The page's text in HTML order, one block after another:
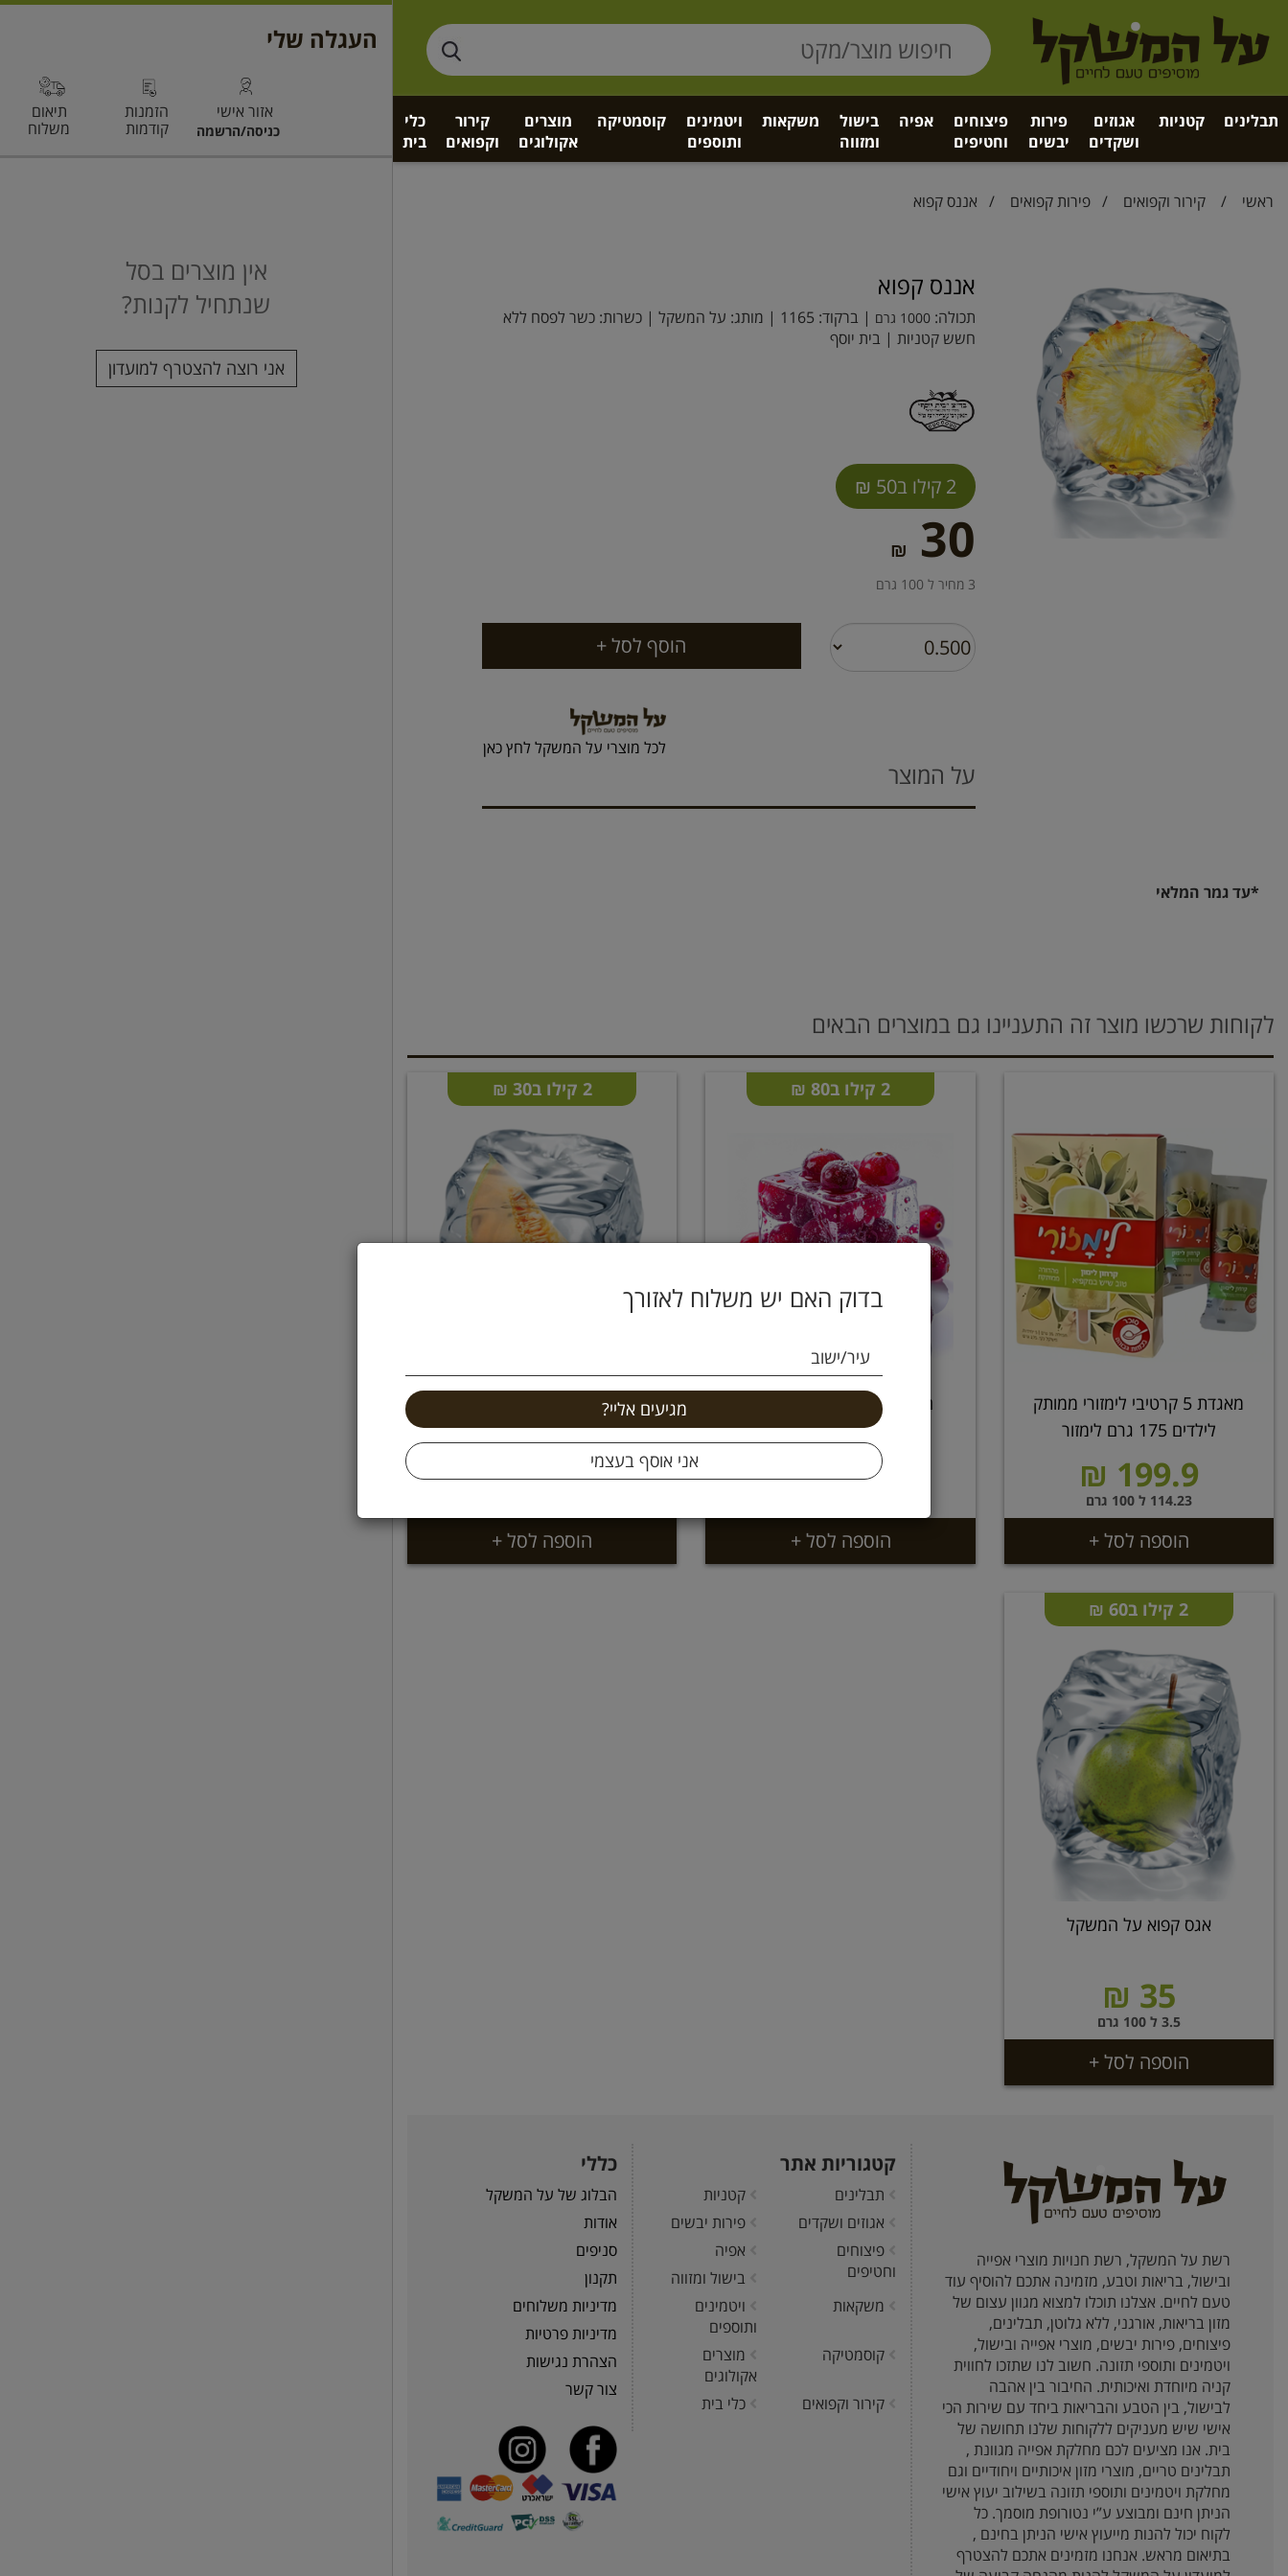
בדוק האם יש משלוח לאזורך
עיר/ישוב
תבלינים קטניות
אגוזים
ושקדים
פירות
יבשים
פיצוחים
וחטיפים
אפיה
בישול
ומזווה
משקאות
ויטמינים
ותוספים
קוסמטיקה
מוצרים
אקולוגים
קירור
וקפואים
כלי
בית
ראשי / קירור וקפואים / פירות קפואים / אננס קפוא
אננס קפוא
תכולה:1000 גרם | ברקוד: 1165 | מותג: על המשקל | כשרות: כשר לפסח ללא
חשש קטניות | בית יוסף
2 קילו ב50 ₪
30
₪
3 מחיר ל 100 גרם
לכל מוצרי על המשקל לחץ כאן
על המוצר
*עד גמר המלאי
לקוחות שרכשו מוצר זה התעניינו גם במוצרים הבאים
מאגדת 5 קרטיבי לימזורי ממותק
לילדים 175 גרם לימזור
199.9 ₪
114.23 ל 100 גרם
הוספה לסל +
2 קילו ב80 ₪
חמוציות קפואות על המשקל
49 ₪ קילו
הוספה לסל +
2 קילו ב30 ₪
מלון קפוא על המשקל
19 ₪
הוספה לסל +
2 קילו ב60 ₪
אגס קפוא על המשקל
35 ₪
3.5 ל 100 גרם
הוספה לסל +
רשת על המשקל, רשת חנויות מוצרי אפייה
ובישול, בריאות וטבע, מזמינה אתכם להוסיף עוד
טעם לחיים. אצלנו תוכלו למצוא מגוון עצום של
מזון בריאות, אורגני, ללא גלוטן, תבלינים,
פיצוחים, פירות יבשים, מוצרי אפייה ובישול,
ויטמינים ותוספי תזונה. חשוב לנו שתזכו לחווית
קניה מיוחדת ואיכותית. החיבור בין אהבה
לבישול, בין הטבע והבריאות ביחד עם שירות הכי
אישי שיש מעניקים ללקוחות שלנו תחושה של
בית. אנו מציעים לכם מחלקת אפייה מגוונת ,
תבלינים טריים, מוצרי מזון איכותיים ויחודיים וגם
מחלקת ויטמינים ותוספי תזונה בשילוב יעוץ אישי
הניתן חינם ומבוצע ע”י נטורופת מוסמך. כל
לקוח יכול להנות מייעוץ אישי הניתן בחינם ,
בתיאום מראש. אנחנו מזמינים אתכם להצטרף
קטגוריות אתר
תבלינים
קטניות
אגוזים ושקדים
פירות יבשים
פיצוחים
וחטיפים
אפיה
בישול ומזווה
משקאות
ויטמינים
ותוספים
קוסמטיקה
מוצרים
אקולוגים
קירור וקפואים
כלי בית
כללי
הבלוג של על המשקל
אודות
סניפים
תקנון
מדיניות משלוחים
מדיניות פרטיות
הצהרת נגישות
צור קשר